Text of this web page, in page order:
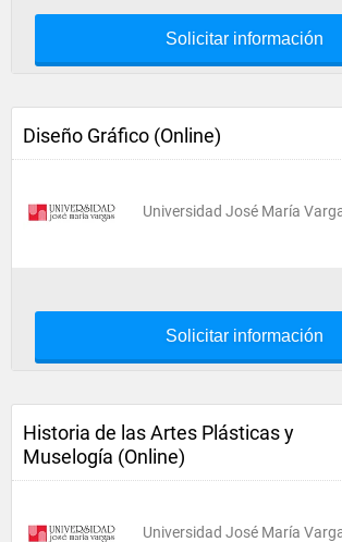
Solicitar información
Diseño Gráfico (Online)
Universidad José María
Solicitar información
Historia de las Artes Plásticas y
Muselogía (Online)
Universidad José María